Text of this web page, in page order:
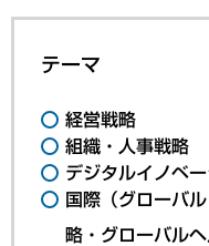
テーマ
経営戦略
組織・人事戦略
デジタルイノベ
国際（グローバ
略・グローバルヘ